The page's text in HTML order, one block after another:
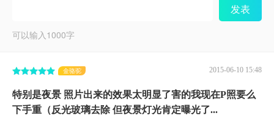
发表
可以输入1000字
2015-06-10 15:48
金骆驼
特别是夜景 照片出来的效果太明显了害的我现在P照要么
下手重（反光玻璃去除 但夜景灯光肯定曝光了...